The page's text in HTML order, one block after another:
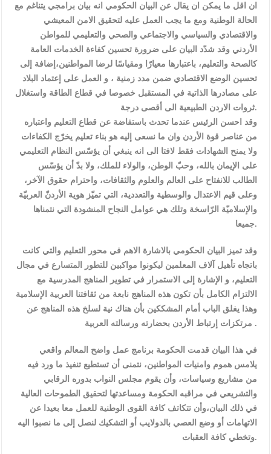
ان اقل ما يمكن ان يقال عن البيان الحكومي انه بيان برامجي يتناغم مع
الحالة الوطنية ومع ما يجب العمل عليه لتحقيق الامن المعيشي
والاقتصادي والسياسي والاجتماعي والصحي والتعليمي للمواطن
الأردني وقد شدّد البيان على ضرورة تحسين كفاءة الخدمات العامة
كالصحة والتعليم، باعتبارها معيارًا ومقياسًا لرضا المواطنين،إضافة إلى
تحسين الوضع الاقتصادي ضمن مدد زمنية ، و العمل على إعتماد البلاد
على مصادرها الذاتية في المستقبل خصوصا في قطاع الطاقة واستغلال
ثروات الاردن الطبيعية الى أقصى درجة.
وقد احسن الرئيس عندما تحدث باستفاضة عن قطاع التعليم واعتباره
من عناصر قوة الأردن وان ما نسعى إليه هو بناء تعليم يخرّج الكفاءات
ولا يمنح الشهادات فقط لافتا الى انه ينبغي أن يؤسّس النظام التعليمي
على الإيمان بالله، وحبّ الوطن، والولاء للملك، ولا بدّ أن يؤسّس
الطالب للانفتاح على العالم والعلوم والثقافات، واحترام حقوق الآخر،
وعلى قيم الاعتدال والوسطية والتعددية، التي تميّز هوية الأردنّ العربيّة
والإسلاميّة الرّاسخة وتلك هي عوامل النجاح المنشودة التي نتمناها
جميعا.
وقد تميز البيان الحكومي بالاشارة الاهم في محور التعليم والتي كانت
باتجاه تأهيل آلاف المعلمين ليكونوا مواكبين للتطور المتسارع في مجال
التعليم، و الإشارة إلى الاستمرار في تطوير المناهج المدرسية مع
الالتزام الكامل بأن تكون هذه المناهج نابعة من ثقافتنا العربية الإسلامية
وهذا يغلق الباب أمام المشككين بأن هناك نية لسلخ هذه المناهج عن
مرتكزات إرتباط الأردن بحضارته ورسالته العربية .
في هذا البيان قدمت الحكومة برنامج عمل واضح المعالم واقعي
يلامس هموم وامنيات المواطنين، نتمنى أن تستطيع تنفيذ ما ورد فيه
من مشاريع وسياسات، وأن يقوم مجلس النواب بدوره الرقابي
والتشريعي في مراقبه الحكومة ومساعدتها لتحقيق الطموحات العالية
في ذلك البيان،وأن تتكاتف كافة القوى الوطنية للعمل معا بعيدا عن
الاتهامات أو وضع العصي بالدولايب أو التشكيك لنصل إلى ما نصبوا اليه
وتخطي كافة العقبات.